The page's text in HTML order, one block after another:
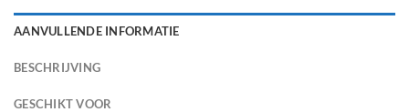
AANVULLENDE INFORMATIE
BESCHRIJVING
GESCHIKT VOOR